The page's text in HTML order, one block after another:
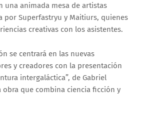
una animada mesa de artistas
por Superfastryu y Maitiurs, quienes
creativas con los asistentes.
se centrará en las nuevas
y creadores con la presentación
intergaláctica”, de Gabriel
obra que combina ciencia ficción y